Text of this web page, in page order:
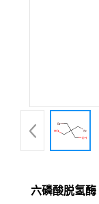
产
六磷酸脱氢酶